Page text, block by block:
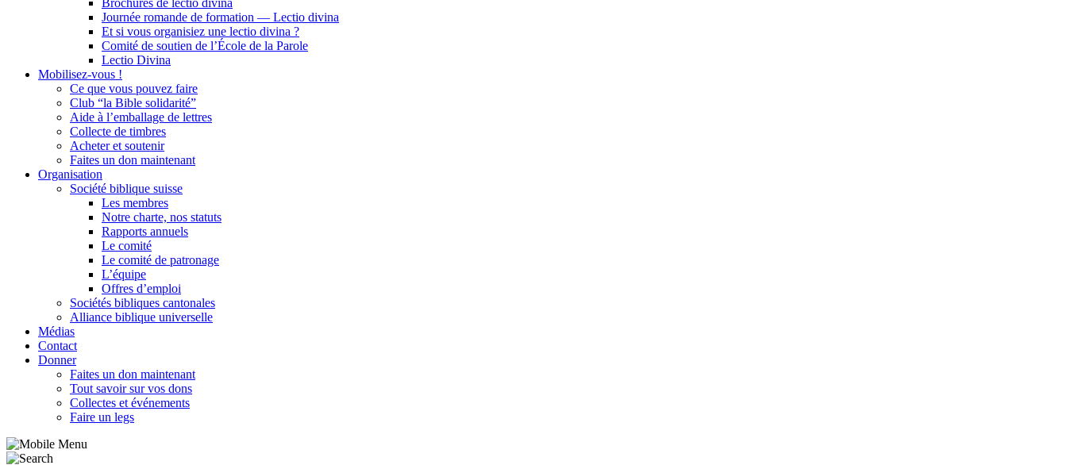
Brochures de lectio divina
Journée romande de formation — Lectio divina
Et si vous organisiez une lectio divina ?
Comité de soutien de l’École de la Parole
Lectio Divina
Mobilisez-vous !
Ce que vous pouvez faire
Club “la Bible solidarité”
Aide à l’emballage de lettres
Collecte de timbres
Acheter et soutenir
Faites un don maintenant
Organisation
Société biblique suisse
Les membres
Notre charte, nos statuts
Rapports annuels
Le comité
Le comité de patronage
L’équipe
Offres d’emploi
Sociétés bibliques cantonales
Alliance biblique universelle
Médias
Contact
Donner
Faites un don maintenant
Tout savoir sur vos dons
Collectes et événements
Faire un legs